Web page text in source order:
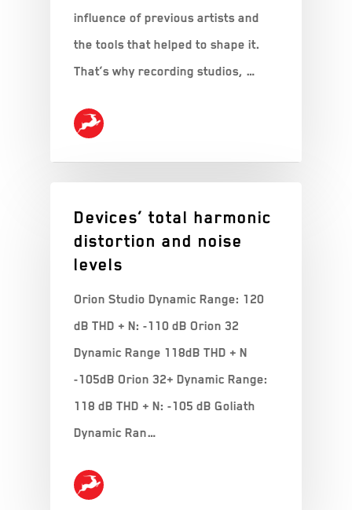
influence of previous artists and
the tools that helped to shape it.
That’s why recording studios, …
Devices’ total harmonic
distortion and noise
levels
Orion Studio Dynamic Range: 120
dB THD + N: -110 dB Orion 32
Dynamic Range 118dB THD + N
-105dB Orion 32+ Dynamic Range:
118 dB THD + N: -105 dB Goliath
Dynamic Ran…